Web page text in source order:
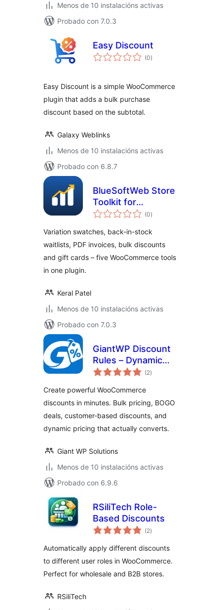
Menos de 10 instalacións activas
Probado con 7.0.3
Easy Discount
(0valoracións
totais
)
Easy Discount is a simple WooCommerce
plugin that adds a bulk purchase
discount based on the subtotal.
Galaxy Weblinks
Menos de 10 instalacións activas
Probado con 6.8.7
BlueSoftWeb Store
Toolkit for
WooCommerce
(0valoracións
totais
)
Variation swatches, back-in-stock
waitlists, PDF invoices, bulk discounts
and gift cards – five WooCommerce tools
in one plugin.
Keral Patel
Menos de 10 instalacións activas
Probado con 7.0.3
GiantWP Discount
Rules – Dynamic
Pricing & BOGO
WooCommerce
(2valoracións
totais
)
Create powerful WooCommerce
discounts in minutes. Bulk pricing, BOGO
deals, customer-based discounts, and
dynamic pricing that actually converts.
Giant WP Solutions
Menos de 10 instalacións activas
Probado con 6.9.6
RSiliTech Role-
Based Discounts
(2valoracións
totais
)
Automatically apply different discounts
to different user roles in WooCommerce.
Perfect for wholesale and B2B stores.
RSiliTech